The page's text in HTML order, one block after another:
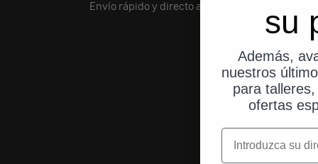
Envío rápido y directo a tu domicilio.
su
Además,
nuestros
para
ofertas
correo electrónico